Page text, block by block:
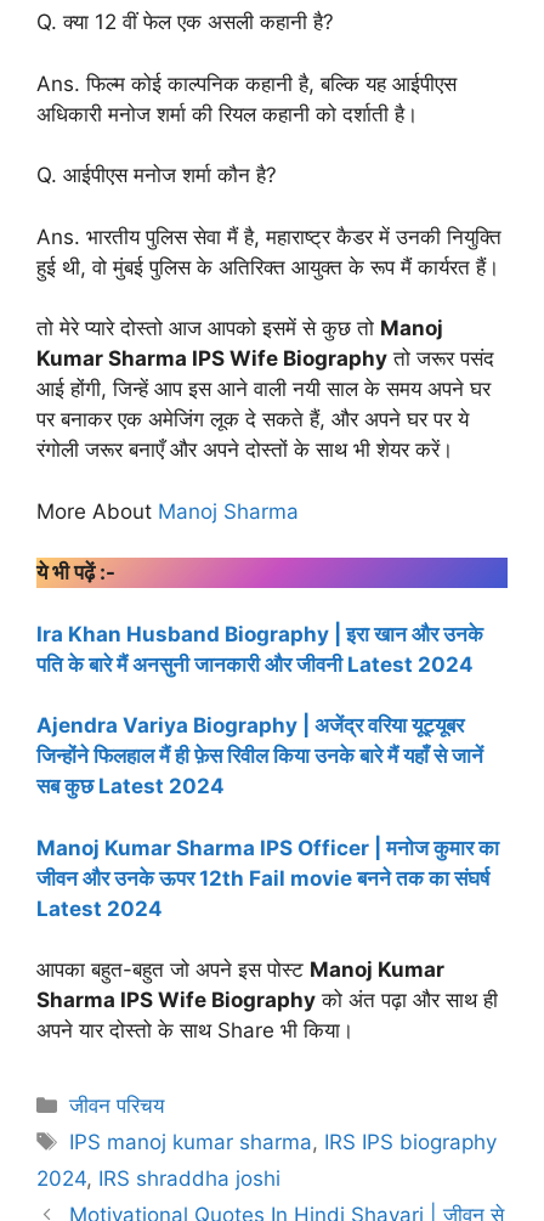
Q. क्या 12 वीं फेल एक असली कहानी है?
Ans. फिल्म कोई काल्पनिक कहानी है, बल्कि यह आईपीएस
अधिकारी मनोज शर्मा की रियल कहानी को दर्शाती है।
Q. आईपीएस मनोज शर्मा कौन है?
Ans. भारतीय पुलिस सेवा मैं है, महाराष्ट्र कैडर में उनकी नियुक्ति
हुई थी, वो मुंबई पुलिस के अतिरिक्त आयुक्त के रूप मैं कार्यरत हैं।
तो मेरे प्यारे दोस्तो आज आपको इसमें से कुछ तो Manoj
Kumar Sharma IPS Wife Biography तो जरूर पसंद
आई होंगी, जिन्हें आप इस आने वाली नयी साल के समय अपने घर
पर बनाकर एक अमेजिंग लूक दे सकते हैं, और अपने घर पर ये
रंगोली जरूर बनाएँ और अपने दोस्तों के साथ भी शेयर करें।
More About Manoj Sharma
ये भी पढ़ें :-
Ira Khan Husband Biography | इरा खान और उनके
पति के बारे मैं अनसुनी जानकारी और जीवनी Latest 2024
Ajendra Variya Biography | अजेंद्र वरिया यूट्यूबर
जिन्होंने फिलहाल मैं ही फ़ेस रिवील किया उनके बारे मैं यहाँ से जानें
सब कुछ Latest 2024
Manoj Kumar Sharma IPS Officer | मनोज कुमार का
जीवन और उनके ऊपर 12th Fail movie बनने तक का संघर्ष
Latest 2024
आपका बहुत-बहुत जो अपने इस पोस्ट Manoj Kumar
Sharma IPS Wife Biography को अंत पढ़ा और साथ ही
अपने यार दोस्तो के साथ Share भी किया।
Categories
जीवन परिचय
Tags
IPS manoj kumar sharma, IRS IPS biography
2024, IRS shraddha joshi
Motivational Quotes In Hindi Shayari | जीवन से